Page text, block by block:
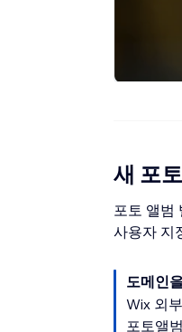
새 포
포토 앨범
사용자 지
도메인
Wix 외
포토앨